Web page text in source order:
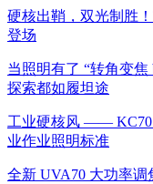
硬核出鞘，双光制胜
登场
当照明有了 “转角变
探索都如履坦途
工业硬核风 —— KC70
业作业照明标准
全新 UVA70 大功率